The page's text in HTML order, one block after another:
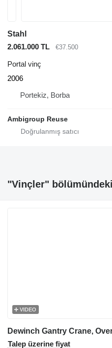
Stahl
2.061.000 TL
€37.500
Portal vinç
2006
Portekiz, Borba
Ambigroup Reuse
"Vinçler"
VIDEO
Talep üzerine fiyat